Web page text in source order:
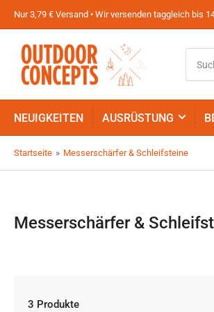
Nur 3,79 € Versand • Wir versenden taggleich bis
nach
NEUIGKEITEN AUSRÜSTUNG
Startseite » Messerschärfer & Schleifsteine
Messerschärfer &
3 Produkte